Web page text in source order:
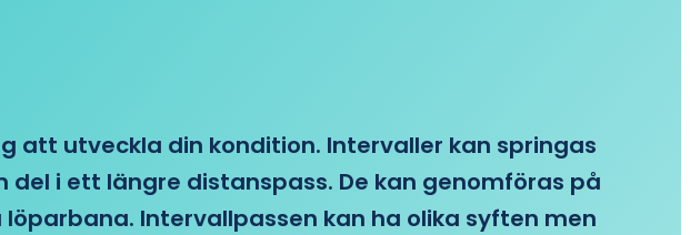
att utveckla din kondition. Intervaller kan springas
i ett längre distanspass. De kan genomföras på
Intervallpassen kan ha olika syften men